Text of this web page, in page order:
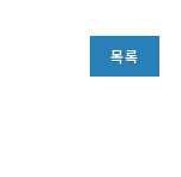
목록